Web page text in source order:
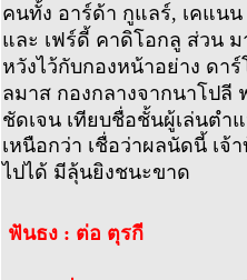
คนทั้ง อาร์ด้า กูแลร์, เคแน
และ เฟร์ดี้ คาดิโอกลู ส่วน
หวังไว้กับกองหน้าอย่าง ดา
ลมาส กองกลางจากนาโปลี
ชัดเจน เทียบชื่อชั้นผู้เล่นตำ
เหนือกว่า เชื่อว่าผลนัดนี้ เจ้
ไปได้ มีลุ้นยิงชนะขาด
ฟันธง : ต่อ ตุรกี